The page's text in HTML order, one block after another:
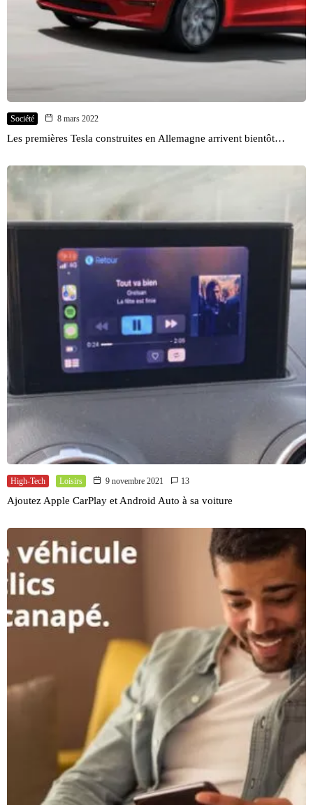
Société 8 mars 2022
Les premières Tesla construites en Allemagne arrivent bientôt…
High-Tech Loisirs 9 novembre 2021 13
Ajoutez Apple CarPlay et Android Auto à sa voiture